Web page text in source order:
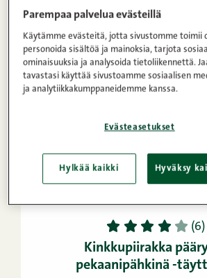
1 2 3 4 5 (6)
Kinkkupiirakka
pekaanipähkinä -
Parempaa palvelua evästeillä
Käytämme evästeitä, jotta sivustomme toimii
personoida sisältöä ja mainoksia, tarjota
ominaisuuksia ja analysoida tietoliikennettä.
tavastasi käyttää sivustoamme sosiaalisen
ja analytiikkakumppaneidemme kanssa.
Evästeasetukset
Hylkää kaikki Hyväksy